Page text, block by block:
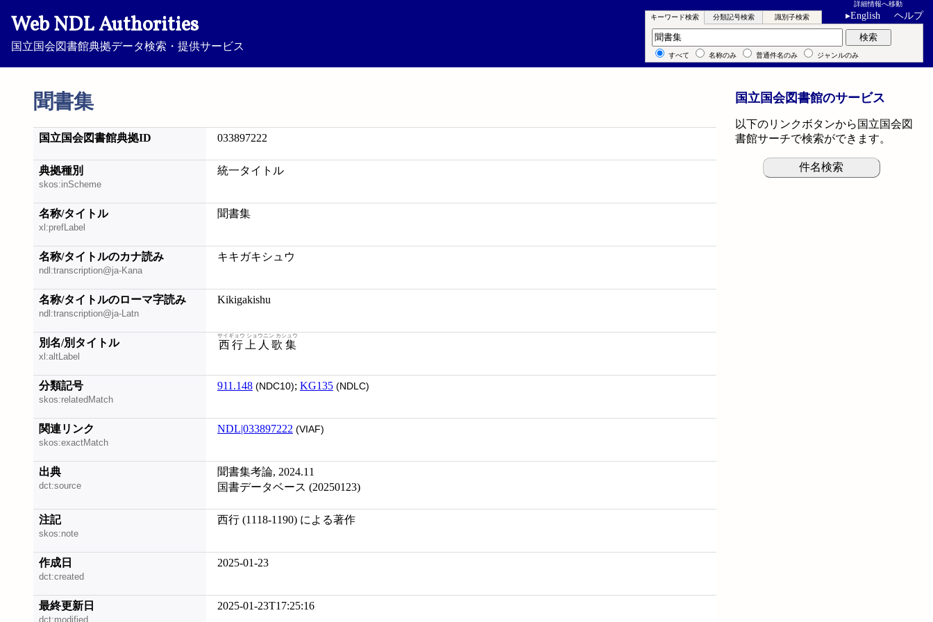
Web NDL Authorities
国立国会図書館典拠データ検索・提供サービス
詳細情報へ移動
▸English ヘルプ
聞書集
キーワード検索 分類記号検索 識別子検索
キーワード検索 検索
すべて 名称のみ 普通件名のみ ジャンルのみ
国立国会図書館典拠ID 033897222
典拠種別
skos:inScheme
統一タイトル
名称/タイトル
xl:prefLabel
聞書集
名称/タイトルのカナ読み
ndl:transcription@ja-Kana
キキガキシュウ
名称/タイトルのローマ字読み
ndl:transcription@ja-Latn
Kikigakishu
別名/別タイトル
xl:altLabel
西行上人歌集
サイギョウ ショウニン カシュウ
分類記号
skos:relatedMatch
911.148 (NDC10); KG135 (NDLC)
関連リンク
skos:exactMatch
NDL|033897222 (VIAF)
出典
dct:source
聞書集考論, 2024.11
国書データベース (20250123)
注記
skos:note
西行 (1118-1190) による著作
作成日
dct:created
2025-01-23
最終更新日
dct:modified
2025-01-23T17:25:16
国立国会図書館のサービス
以下のリンクボタンから国立国会図
書館サーチで検索ができます。
件名検索